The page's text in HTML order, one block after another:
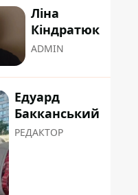
Ліна
Кіндратюк
ADMIN
Едуард
Бакканський
РЕДАКТОР